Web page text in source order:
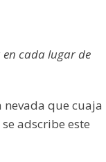
cada lugar de
que cuaja
adscribe este